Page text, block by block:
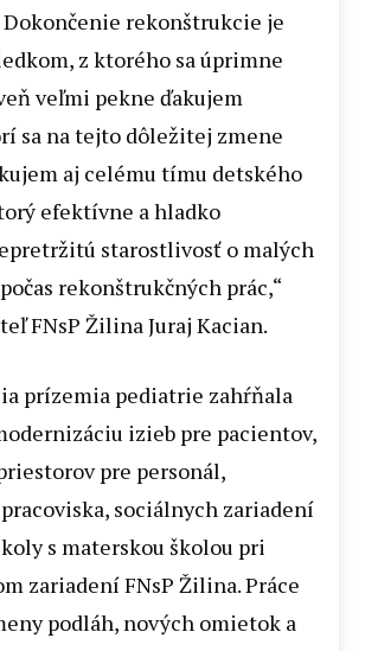
rekonštrukcie je
z ktorého sa úprimne
veľmi pekne ďakujem
sa na tejto dôležitej zmene
aj celému tímu detského
efektívne a hladko
starostlivosť o malých
rekonštrukčných prác,“
FNsP Žilina Juraj Kacian.
prízemia pediatrie zahŕňala
izieb pre pacientov,
pre personál,
sociálnych zariadení
s materskou školou pri
zariadení FNsP Žilina. Práce
podláh, nových omietok a